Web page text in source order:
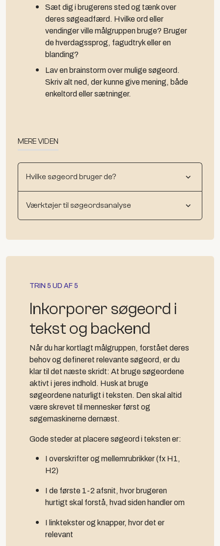
Sæt dig i brugerens sted og tænk over
deres søgeadfærd. Hvilke ord eller
vendinger ville målgruppen bruge? Bruger
de hverdagssprog, fagudtryk eller en
blanding?
Lav en brainstorm over mulige søgeord.
Skriv alt ned, der kunne give mening, både
enkeltord eller sætninger.
MERE VIDEN
Hvilke søgeord bruger de?
Værktøjer til søgeordsanalyse
TRIN 5 UD AF 5
Inkorporer søgeord i
tekst og backend
Når du har kortlagt målgruppen, forstået deres
behov og defineret relevante søgeord, er du
klar til det næste skridt: At bruge søgeordene
aktivt i jeres indhold. Husk at bruge
søgeordene naturligt i teksten. Den skal altid
være skrevet til mennesker først og
søgemaskinerne dernæst.
Gode steder at placere søgeord i teksten er:
I overskrifter og mellemrubrikker (fx H1,
H2)
I de første 1-2 afsnit, hvor brugeren
hurtigt skal forstå, hvad siden handler om
I linktekster og knapper, hvor det er
relevant